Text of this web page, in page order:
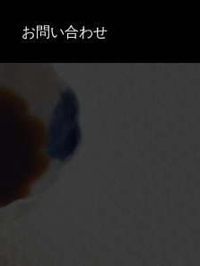
お問い合わせ